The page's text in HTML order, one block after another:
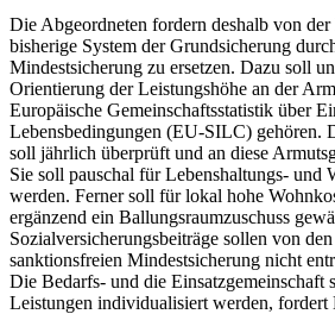
Die Abgeordneten fordern deshalb von
bisherige System der Grundsicherung
Mindestsicherung zu ersetzen. Dazu soll
Orientierung der Leistungshöhe an der
Europäische Gemeinschaftsstatistik über
Lebensbedingungen (EU-SILC) gehören.
soll jährlich überprüft und an diese
Sie soll pauschal für Lebenshaltungs- und
werden. Ferner soll für lokal hohe
ergänzend ein Ballungsraumzuschuss
Sozialversicherungsbeiträge sollen von
sanktionsfreien Mindestsicherung nicht
Die Bedarfs- und die Einsatzgemeinschaft
Leistungen individualisiert werden,